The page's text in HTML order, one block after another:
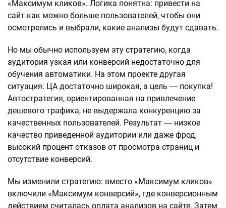
«Максимум кликов». Логика понятна: привести на
сайт как можно больше пользователей, чтобы они
осмотрелись и выбрали, какие анализы будут сдавать.
Но мы обычно используем эту стратегию, когда
аудитория узкая или конверсий недостаточно для
обучения автоматики. На этом проекте другая
ситуация: ЦА достаточно широкая, а цель ― покупка!
Автостратегия, ориентированная на привлечение
дешевого трафика, не выдержала конкуренцию за
качественных пользователей. Результат ― низкое
качество приведенной аудитории или даже фрод,
высокий процент отказов от просмотра страниц и
отсутствие конверсий.
Мы изменили стратегию: вместо «Максимум кликов»
включили «Максимум конверсий», где конверсионным
действием считалась оплата анализов на сайте. Затем